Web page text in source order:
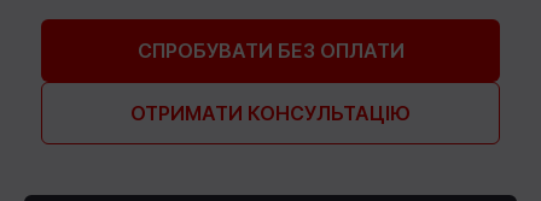
СПРОБУВАТИ БЕЗ ОПЛАТИ
ОТРИМАТИ КОНСУЛЬТАЦІЮ